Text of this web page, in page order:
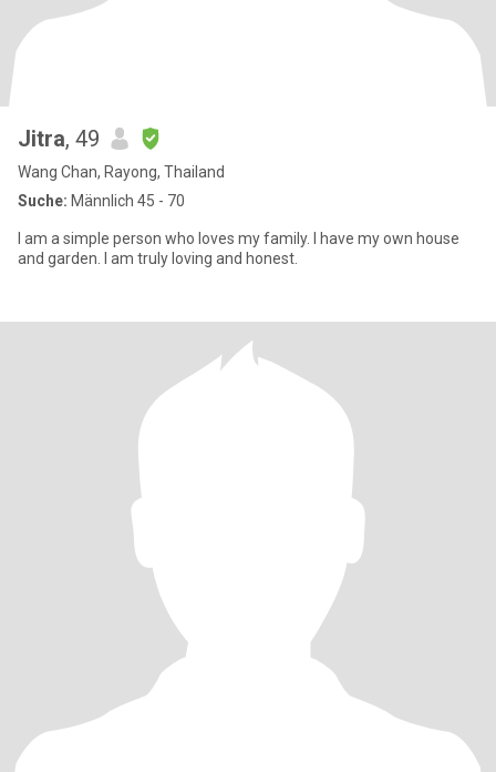
Jitra, 49
Wang Chan, Rayong, Thailand
Suche: Männlich 45 - 70
I am a simple person who loves my family. I have my own house
and garden. I am truly loving and honest.